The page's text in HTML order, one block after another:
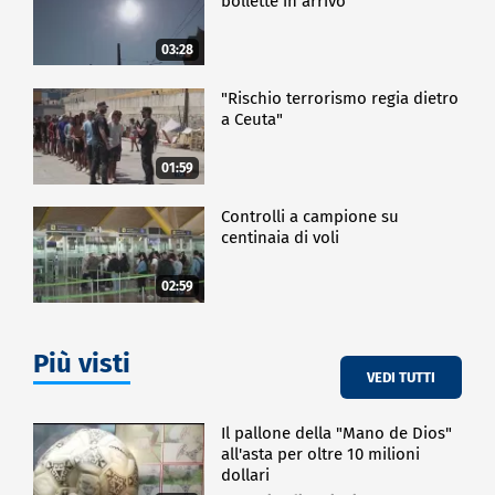
03:28
01:59
"Rischio terrorismo regia dietro
a Ceuta"
02:59
Controlli a campione su
centinaia di voli
Più visti VEDI TUTTI
Il pallone della "Mano de Dios"
all'asta per oltre 10 milioni
dollari